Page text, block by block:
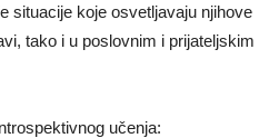
situacije koje osvetljavaju njihove
tako i u poslovnim i prijateljskim
učenja: